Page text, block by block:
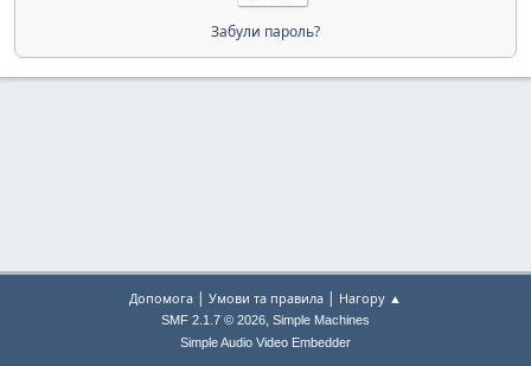
Забули пароль?
Допомога | Умови та правила | Нагору ▲
SMF 2.1.7 © 2026, Simple Machines
Simple Audio Video Embedder